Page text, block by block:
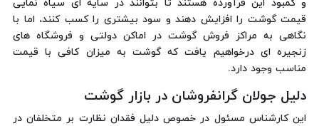
و کمبود این فرآورده هستند تا بتوانند در سایه ای سیاه نمایی
قیمت گوشت را افزایش دهند و سود بیشتری را کسب کنند، اما با
نگاهی به مراکز فروش گوشت در اماکن دولتی و فروشگاه های
زنجیره ای درخواهیم یافت که گوشت به میزان کافی با قیمت
مناسب وجود دارد.
دلیل جولان گرانفروشان در بازار گوشت
این کارشناس مسئول در خصوص دلیل فقدان نظارت بر متخلفان در